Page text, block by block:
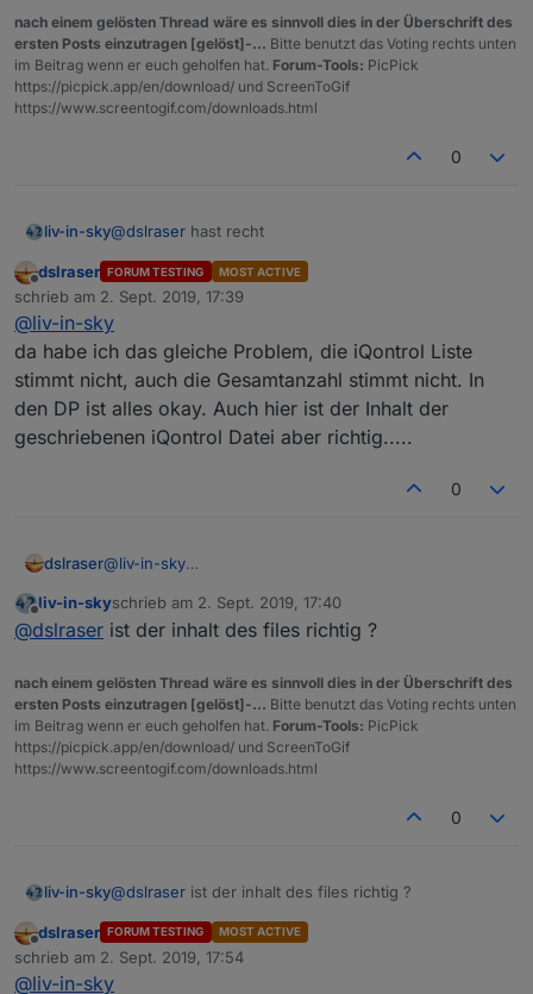
nach einem gelösten Thread wäre es sinnvoll dies in der Überschrift des
ersten Posts einzutragen [gelöst]-... Bitte benutzt das Voting rechts unten
im Beitrag wenn er euch geholfen hat. Forum-Tools: PicPick
https://picpick.app/en/download/ und ScreenToGif
https://www.screentogif.com/downloads.html
0
liv-in-sky@dslraser hast recht
geht nicht wirklich - aber auf dem pc
Offline
dslraser FORUM TESTING MOST ACTIVE
schrieb am 2. Sept. 2019, 17:39
zuletzt editiert von
@liv-in-sky
da habe ich das gleiche Problem, die iQontrol Liste
stimmt nicht, auch die Gesamtanzahl stimmt nicht. In
den DP ist alles okay. Auch hier ist der Inhalt der
geschriebenen iQontrol Datei aber richtig.....
0
dslraser@liv-in-sky
stimmt nicht, auch die Gesamtanzahl stimmt nicht. In
den DP ist alles okay. Auch hier ist der Inhalt der
Offline
liv-in-skyschrieb am 2. Sept. 2019, 17:40
zuletzt editiert von
@dslraser ist der inhalt des files richtig ?
nach einem gelösten Thread wäre es sinnvoll dies in der Überschrift des
ersten Posts einzutragen [gelöst]-... Bitte benutzt das Voting rechts unten
im Beitrag wenn er euch geholfen hat. Forum-Tools: PicPick
https://picpick.app/en/download/ und ScreenToGif
https://www.screentogif.com/downloads.html
0
liv-in-sky@dslraser ist der inhalt des files richtig ?
Offline
dslraser FORUM TESTING MOST ACTIVE
schrieb am 2. Sept. 2019, 17:54
zuletzt editiert von
@liv-in-sky